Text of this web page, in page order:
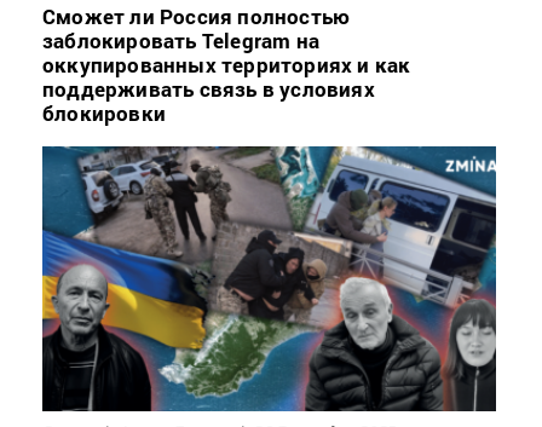
Сможет ли Россия полностью
заблокировать Telegram на
оккупированных территориях и как
поддерживать связь в условиях
блокировки